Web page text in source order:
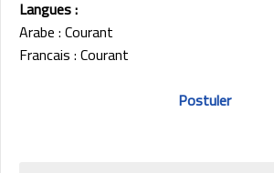
Langues :
Arabe : Courant
Francais : Courant
Postuler